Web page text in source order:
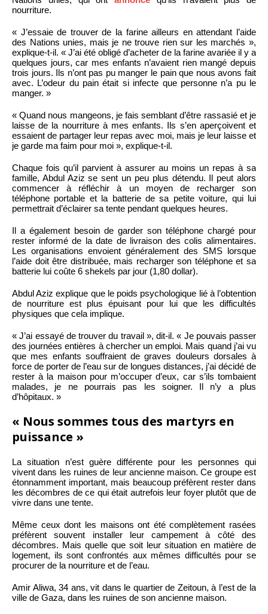
nourriture.
« J’essaie de trouver de la farine ailleurs en attendant l’aide
des Nations unies, mais je ne trouve rien sur les marchés »,
explique-t-il. « J’ai été obligé d’acheter de la farine avariée il y a
quelques jours, car mes enfants n’avaient rien mangé depuis
trois jours. Ils n’ont pas pu manger le pain que nous avons fait
avec. L’odeur du pain était si infecte que personne n’a pu le
manger. »
« Quand nous mangeons, je fais semblant d’être rassasié et je
laisse de la nourriture à mes enfants. Ils s’en aperçoivent et
essaient de partager leur repas avec moi, mais je leur laisse et
je garde ma faim pour moi », explique-t-il.
Chaque fois qu’il parvient à assurer au moins un repas à sa
famille, Abdul Aziz se sent un peu plus détendu. Il peut alors
commencer à réfléchir à un moyen de recharger son
téléphone portable et la batterie de sa petite voiture, qui lui
permettrait d’éclairer sa tente pendant quelques heures.
Il a également besoin de garder son téléphone chargé pour
rester informé de la date de livraison des colis alimentaires.
Les organisations envoient généralement des SMS lorsque
l’aide doit être distribuée, mais recharger son téléphone et sa
batterie lui coûte 6 shekels par jour (1,80 dollar).
Abdul Aziz explique que le poids psychologique lié à l’obtention
de nourriture est plus épuisant pour lui que les difficultés
physiques que cela implique.
« J’ai essayé de trouver du travail », dit-il. « Je pouvais passer
des journées entières à chercher un emploi. Mais quand j’ai vu
que mes enfants souffraient de graves douleurs dorsales à
force de porter de l’eau sur de longues distances, j’ai décidé de
rester à la maison pour m’occuper d’eux, car s’ils tombaient
malades, je ne pourrais pas les soigner. Il n’y a plus
d’hôpitaux. »
« Nous sommes tous des martyrs en
puissance »
La situation n’est guère différente pour les personnes qui
vivent dans les ruines de leur ancienne maison. Ce groupe est
étonnamment important, mais beaucoup préfèrent rester dans
les décombres de ce qui était autrefois leur foyer plutôt que de
vivre dans une tente.
Même ceux dont les maisons ont été complètement rasées
préfèrent souvent installer leur campement à côté des
décombres. Mais quelle que soit leur situation en matière de
logement, ils sont confrontés aux mêmes difficultés pour se
procurer de la nourriture et de l’eau.
Amir Aliwa, 34 ans, vit dans le quartier de Zeitoun, à l’est de la
ville de Gaza, dans les ruines de son ancienne maison.